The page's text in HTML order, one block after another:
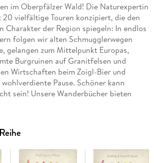
im Oberpfälzer Wald! Die Naturexpertin
20 vielfältige Touren konzipiert, die den
Charakter der Region spiegeln: In endlos
folgen wir alten Schmugglerwegen
gelangen zum Mittelpunkt Europas,
Burgruinen auf Granitfelsen und
Wirtschaften beim Zoigl-Bier und
Pause. Schöner kann
sein! Unsere Wanderbücher bieten
- ideal auch als Geschenk!